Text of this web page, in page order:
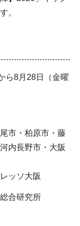
。
ら8月28日（金曜
市・柏原市・藤
内長野市・大阪
ッソ大阪
合研究所